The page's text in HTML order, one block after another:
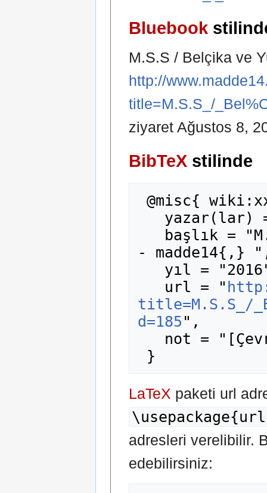
Bluebook
M.S.S / Belçika ve
http://
title=M.S.S_/
ziyaret Ağustos 8,
BibTeX stilinde
@misc{ wiki:xxx,
- madde14{,}
   url = "
title=M.S.S_/
d=185 ",
LaTeX paketi url
adresleri verelibilir.
edebilirsiniz: